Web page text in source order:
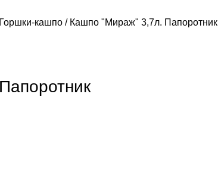
Горшки-кашпо
Кашпо "Мираж" 3,7л. Папоротник